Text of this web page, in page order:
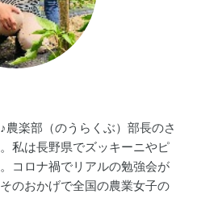
農楽部（のうらくぶ）部長のさ
私は長野県でズッキーニやピ
コロナ禍でリアルの勉強会が
のおかげで全国の農業女子の